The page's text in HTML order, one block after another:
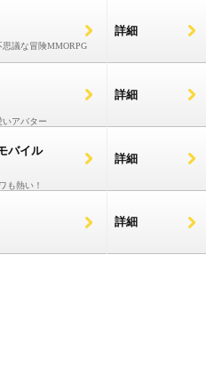
議な冒険MMORPG
詳細
アバター
詳細
バイル
も熱い！
詳細
詳細